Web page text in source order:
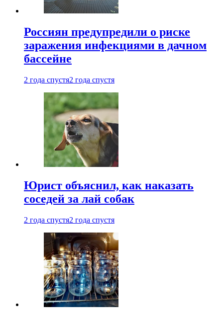
Россиян предупредили о риске
заражения инфекциями в дачном
бассейне
2 года спустя2 года спустя
Юрист объяснил, как наказать
соседей за лай собак
2 года спустя2 года спустя